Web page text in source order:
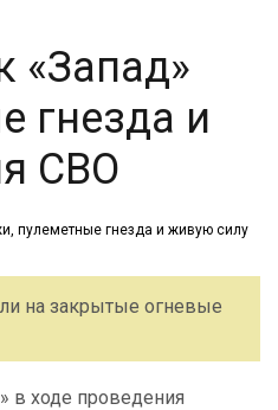
«Запад»
гнезда и
СВО
на закрытые огневые
в ходе проведения